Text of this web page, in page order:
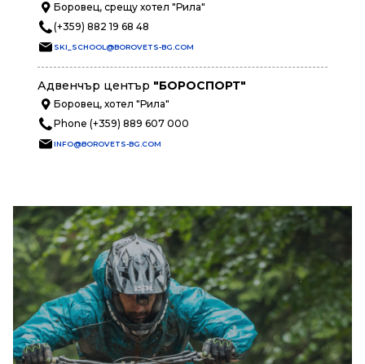
Боровец, срещу хотел "Рила"
(+359) 882 19 68 48
SKI_SCHOOL@BOROVETS-BG.COM
Адвенчър център "БОРОСПОРТ"
Боровец, хотел "Рила"
Phone (+359) 889 607 000
INFO@BOROVETS-BG.COM